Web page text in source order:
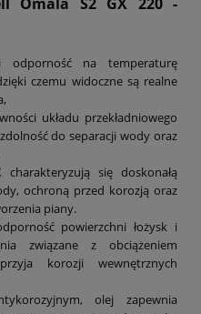
odporność na temperaturę
czemu widoczne są realne
układu przekładniowego
do separacji wody oraz
się doskonałą
ochroną przed korozją oraz
piany.
powierzchni łożysk i
związane z obciążeniem
korozji wewnętrznych
olej zapewnia